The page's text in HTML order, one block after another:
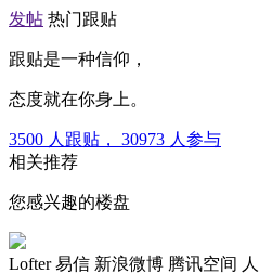
发帖 热门跟贴
跟贴是一种信仰，
态度就在你身上。
3500 人跟贴， 30973 人参与
相关推荐
您感兴趣的楼盘
Lofter 易信 新浪微博 腾讯空间